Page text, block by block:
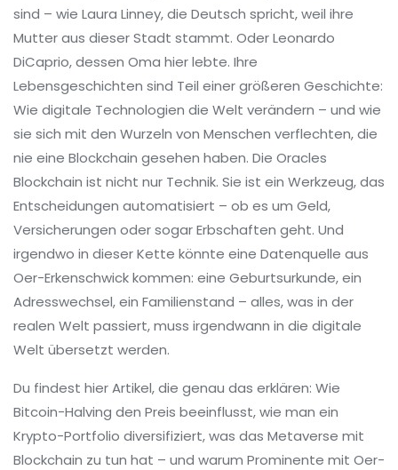
sind – wie Laura Linney, die Deutsch spricht, weil ihre
Mutter aus dieser Stadt stammt. Oder Leonardo
DiCaprio, dessen Oma hier lebte. Ihre
Lebensgeschichten sind Teil einer größeren Geschichte:
Wie digitale Technologien die Welt verändern – und wie
sie sich mit den Wurzeln von Menschen verflechten, die
nie eine Blockchain gesehen haben. Die Oracles
Blockchain ist nicht nur Technik. Sie ist ein Werkzeug, das
Entscheidungen automatisiert – ob es um Geld,
Versicherungen oder sogar Erbschaften geht. Und
irgendwo in dieser Kette könnte eine Datenquelle aus
Oer-Erkenschwick kommen: eine Geburtsurkunde, ein
Adresswechsel, ein Familienstand – alles, was in der
realen Welt passiert, muss irgendwann in die digitale
Welt übersetzt werden.
Du findest hier Artikel, die genau das erklären: Wie
Bitcoin-Halving den Preis beeinflusst, wie man ein
Krypto-Portfolio diversifiziert, was das Metaverse mit
Blockchain zu tun hat – und warum Prominente mit Oer-